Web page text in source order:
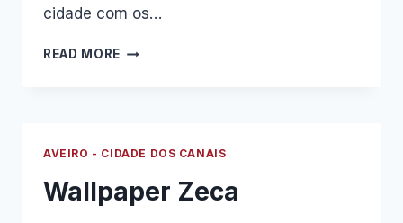
cidade com os…
READ MORE VISITA
GRATUITAS
AVEIRO - CIDADE DOS CANAIS
Wallpaper Zeca